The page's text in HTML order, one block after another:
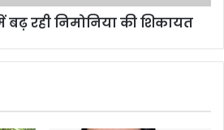
बढ़ रही निमोनिया की शिकायत